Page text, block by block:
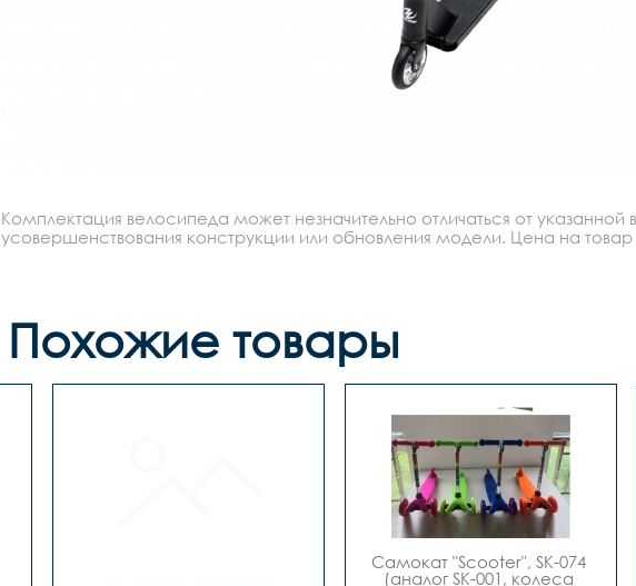
Комплектация велосипеда может незначительно отличаться от указанной
усовершенствования конструкции или обновления модели. Цена на товар
Похожие товары
Самокат "Scooter", SK-074
(аналог SK-001, колеса